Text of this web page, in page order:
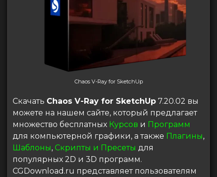
Chaos V-Ray for SketchUp
Скачать Chaos V-Ray for SketchUp 7.20.02 вы
можете на нашем сайте, который предлагает
множество бесплатных Курсов и Программ
для компьютерной графики, а также Плагины,
Шаблоны, Скрипты и Пресеты для
популярных 2D и 3D программ.
CGDownload.ru представляет пользователям